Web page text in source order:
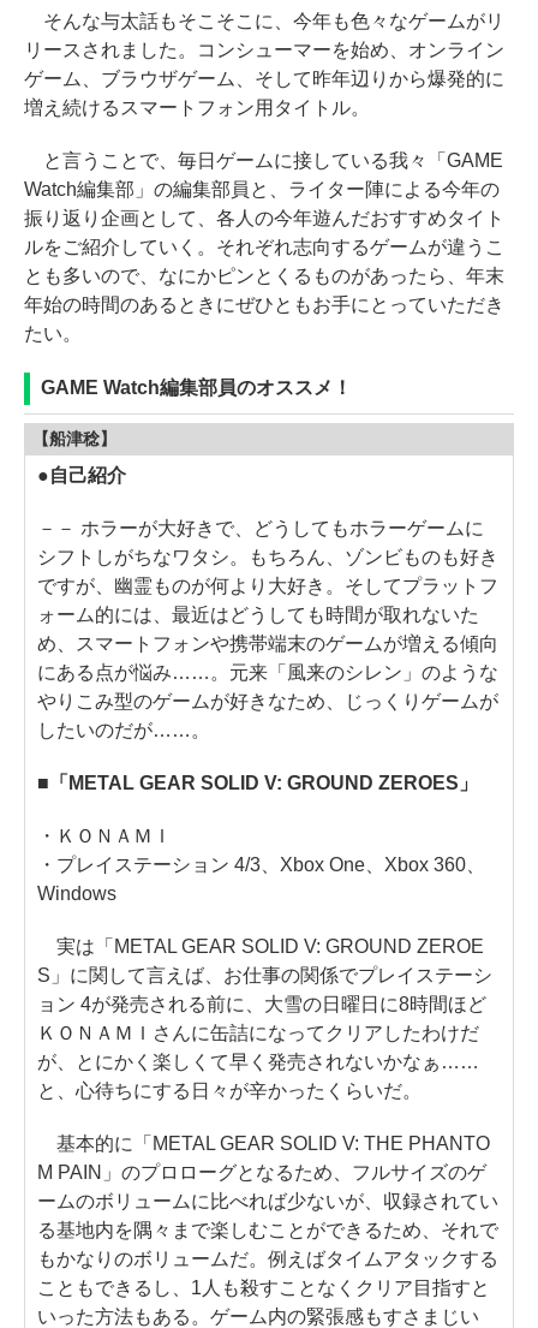
そんな与太話もそこそこに、今年も色々なゲームがリ
リースされました。コンシューマーを始め、オンライン
ゲーム、ブラウザゲーム、そして昨年辺りから爆発的に
増え続けるスマートフォン用タイトル。
と言うことで、毎日ゲームに接している我々「GAME
Watch編集部」の編集部員と、ライター陣による今年の
振り返り企画として、各人の今年遊んだおすすめタイト
ルをご紹介していく。それぞれ志向するゲームが違うこ
とも多いので、なにかピンとくるものがあったら、年末
年始の時間のあるときにぜひともお手にとっていただき
たい。
GAME Watch編集部員のオススメ！
【船津稔】
●自己紹介
－－ ホラーが大好きで、どうしてもホラーゲームに
シフトしがちなワタシ。もちろん、ゾンビものも好き
ですが、幽霊ものが何より大好き。そしてプラットフ
ォーム的には、最近はどうしても時間が取れないた
め、スマートフォンや携帯端末のゲームが増える傾向
にある点が悩み……。元来「風来のシレン」のような
やりこみ型のゲームが好きなため、じっくりゲームが
したいのだが……。
■「METAL GEAR SOLID V: GROUND ZEROES」
・ＫＯＮＡＭＩ
・プレイステーション 4/3、Xbox One、Xbox 360、
Windows
実は「METAL GEAR SOLID V: GROUND ZEROE
S」に関して言えば、お仕事の関係でプレイステーシ
ョン 4が発売される前に、大雪の日曜日に8時間ほど
ＫＯＮＡＭＩさんに缶詰になってクリアしたわけだ
が、とにかく楽しくて早く発売されないかなぁ……
と、心待ちにする日々が辛かったくらいだ。
基本的に「METAL GEAR SOLID V: THE PHANTO
M PAIN」のプロローグとなるため、フルサイズのゲ
ームのボリュームに比べれば少ないが、収録されてい
る基地内を隅々まで楽しむことができるため、それで
もかなりのボリュームだ。例えばタイムアタックする
こともできるし、1人も殺すことなくクリア目指すと
いった方法もある。ゲーム内の緊張感もすさまじい